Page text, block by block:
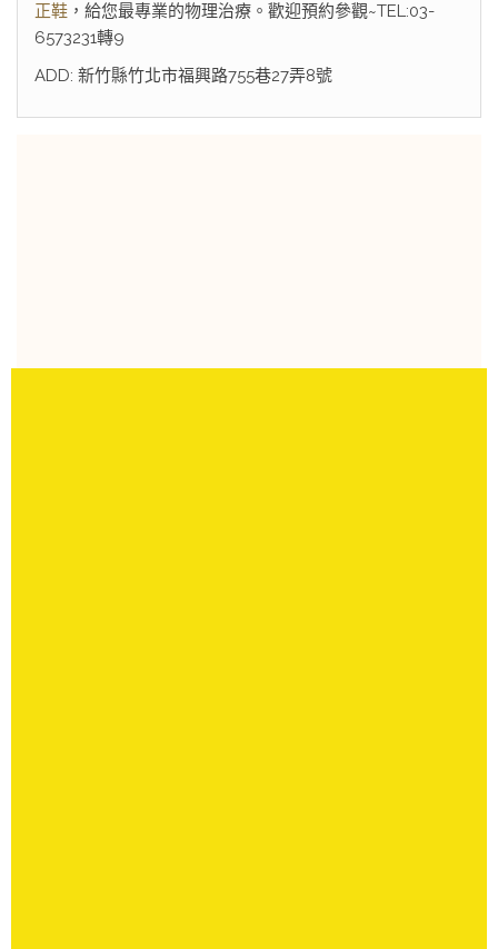
正鞋 ，給您最專業的物理治療。歡迎預約參觀~TEL:03-
6573231轉9
ADD: 新竹縣竹北市福興路755巷27弄8號